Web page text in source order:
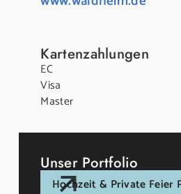
Kartenzahlungen
EC
Visa
Master
Unser Portfolio
Hochzeit & Private Feier